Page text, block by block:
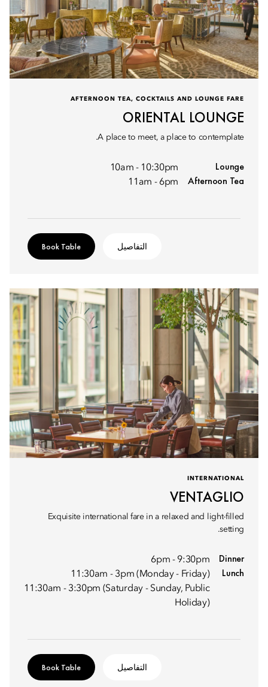
AFTERNOON TEA, COCKTAILS AND LOUNGE FARE
ORIENTAL LOUNGE
A place to meet, a place to contemplate.
Lounge
10am - 10:30pm
Afternoon Tea
11am - 6pm
التفاصيل Book Table
INTERNATIONAL
VENTAGLIO
Exquisite international fare in a relaxed and light-filled
setting.
Dinner
6pm - 9:30pm
Lunch
11:30am - 3pm (Monday - Friday)
11:30am - 3:30pm (Saturday - Sunday, Public
Holiday)
التفاصيل Book Table